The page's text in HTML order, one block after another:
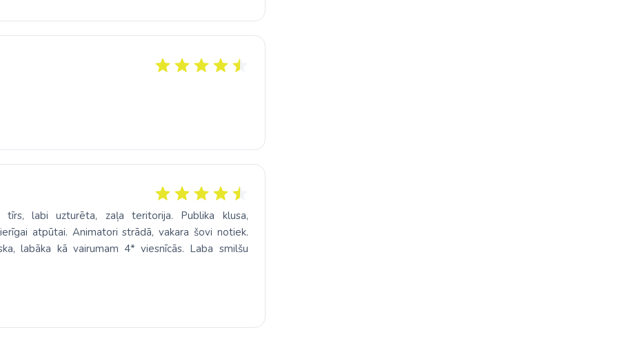
tīrs, labi uzturēta, zaļa teritorija. Publika klusa,
atpūtai. Animatori strādā, vakara šovi notiek.
labāka kā vairumam 4* viesnīcās. Laba smilšu